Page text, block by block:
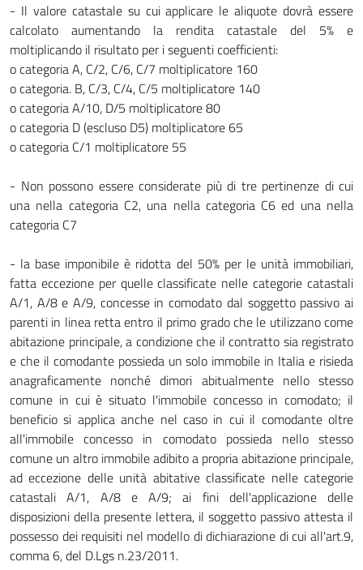
- Il valore catastale su cui applicare le aliquote dovrà essere
calcolato aumentando la rendita catastale del 5% e
moltiplicando il risultato per i seguenti coefficienti:
o categoria A, C/2, C/6, C/7 moltiplicatore 160
o categoria. B, C/3, C/4, C/5 moltiplicatore 140
o categoria A/10, D/5 moltiplicatore 80
o categoria D (escluso D5) moltiplicatore 65
o categoria C/1 moltiplicatore 55
- Non possono essere considerate più di tre pertinenze di cui
una nella categoria C2, una nella categoria C6 ed una nella
categoria C7
- la base imponibile è ridotta del 50% per le unità immobiliari,
fatta eccezione per quelle classificate nelle categorie catastali
A/1, A/8 e A/9, concesse in comodato dal soggetto passivo ai
parenti in linea retta entro il primo grado che le utilizzano come
abitazione principale, a condizione che il contratto sia registrato
e che il comodante possieda un solo immobile in Italia e risieda
anagraficamente nonché dimori abitualmente nello stesso
comune in cui è situato l'immobile concesso in comodato; il
beneficio si applica anche nel caso in cui il comodante oltre
all'immobile concesso in comodato possieda nello stesso
comune un altro immobile adibito a propria abitazione principale,
ad eccezione delle unità abitative classificate nelle categorie
catastali A/1, A/8 e A/9; ai fini dell'applicazione delle
disposizioni della presente lettera, il soggetto passivo attesta il
possesso dei requisiti nel modello di dichiarazione di cui all'art.9,
comma 6, del D.Lgs n.23/2011.